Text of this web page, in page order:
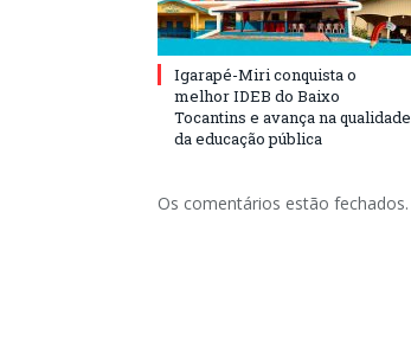
Igarapé-Miri conquista o
melhor IDEB do Baixo
Tocantins e avança na qualidade
da educação pública
Os comentários estão fechados.